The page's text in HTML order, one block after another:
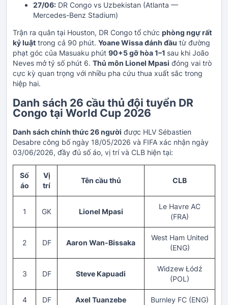
27/06: DR Congo vs Uzbekistan (Atlanta —
Mercedes-Benz Stadium)
Trận ra quân tại Houston, DR Congo tổ chức phòng ngự rất
kỷ luật trong cả 90 phút. Yoane Wissa đánh đầu từ đường
phạt góc của Masuaku phút 90+5 gỡ hòa 1–1 sau khi João
Neves mở tỷ số phút 6. Thủ môn Lionel Mpasi đóng vai trò
cực kỳ quan trọng với nhiều pha cứu thua xuất sắc trong
hiệp hai.
Danh sách 26 cầu thủ đội tuyển DR
Congo tại World Cup 2026
Danh sách chính thức 26 người được HLV Sébastien
Desabre công bố ngày 18/05/2026 và FIFA xác nhận ngày
03/06/2026, đầy đủ số áo, vị trí và CLB hiện tại:
Số
áo
Vị
trí
Tên cầu thủ CLB
1 GK Lionel Mpasi
Le Havre AC
(FRA)
2 DF Aaron Wan-Bissaka
West Ham United
(ENG)
3 DF Steve Kapuadi
Widzew Łódź
(POL)
4 DF Axel Tuanzebe Burnley FC (ENG)